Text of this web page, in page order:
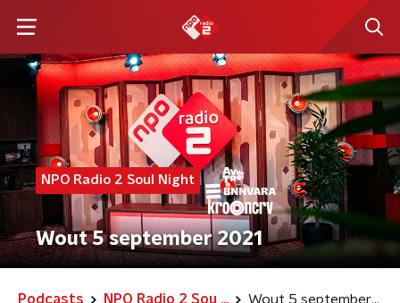
NPO Radio 2 Soul Night
Wout 5 september 2021
Podcasts NPO Radio 2 Sou ... Wout 5 september 2021